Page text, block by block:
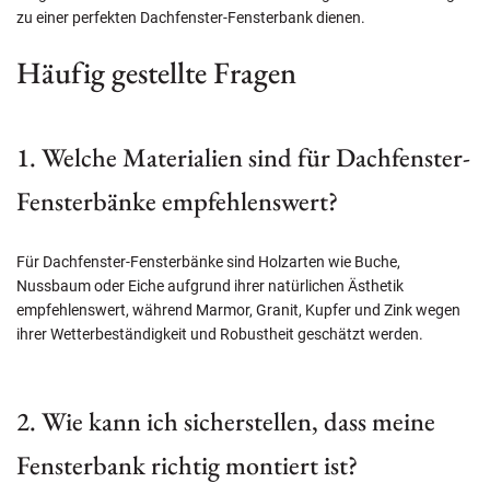
zu einer perfekten Dachfenster-Fensterbank dienen.
Häufig gestellte Fragen
1. Welche Materialien sind für Dachfenster-
Fensterbänke empfehlenswert?
Für Dachfenster-Fensterbänke sind Holzarten wie Buche,
Nussbaum oder Eiche aufgrund ihrer natürlichen Ästhetik
empfehlenswert, während Marmor, Granit, Kupfer und Zink wegen
ihrer Wetterbeständigkeit und Robustheit geschätzt werden.
2. Wie kann ich sicherstellen, dass meine
Fensterbank richtig montiert ist?